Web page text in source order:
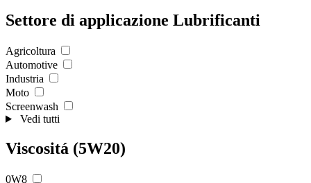
Settore di applicazione Lubrificanti
Agricoltura
Automotive
Industria
Moto
Screenwash
Vedi tutti
Viscositá (5W20)
0W8